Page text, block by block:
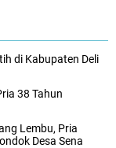
di Kabupaten Deli
38 Tahun
Lembu, Pria
Desa Sena